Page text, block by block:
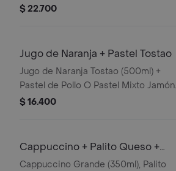
o avena (50gr)
$ 22.700
Jugo de Naranja + Pastel Tostao
Jugo de Naranja Tostao (500ml) +
Pastel de Pollo O Pastel Mixto Jamón
Y Queso (110gr)
$ 16.400
Cappuccino + Palito Queso +
Pop Dots
Cappuccino Grande (350ml), Palito